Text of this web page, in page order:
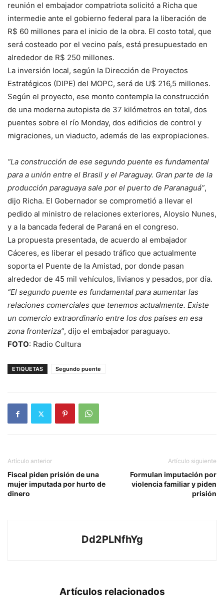
reunión el embajador compatriota solicitó a Richa que
intermedie ante el gobierno federal para la liberación de
R$ 60 millones para el inicio de la obra. El costo total, que
será costeado por el vecino país, está presupuestado en
alrededor de R$ 250 millones.
La inversión local, según la Dirección de Proyectos
Estratégicos (DIPE) del MOPC, será de U$ 216,5 millones.
Según el proyecto, ese monto contempla la construcción
de una moderna autopista de 37 kilómetros en total, dos
puentes sobre el río Monday, dos edificios de control y
migraciones, un viaducto, además de las expropiaciones.
“La construcción de ese segundo puente es fundamental
para a unión entre el Brasil y el Paraguay. Gran parte de la
producción paraguaya sale por el puerto de Paranaguá”,
dijo Richa. El Gobernador se comprometió a llevar el
pedido al ministro de relaciones exteriores, Aloysio Nunes,
y a la bancada federal de Paraná en el congreso.
La propuesta presentada, de acuerdo al embajador
Cáceres, es liberar el pesado tráfico que actualmente
soporta el Puente de la Amistad, por donde pasan
alrededor de 45 mil vehículos, livianos y pesados, por día.
“El segundo puente es fundamental para aumentar las
relaciones comerciales que tenemos actualmente. Existe
un comercio extraordinario entre los dos países en esa
zona fronteriza”, dijo el embajador paraguayo.
FOTO: Radio Cultura
ETIQUETAS Segundo puente
Artículo anterior
Fiscal piden prisión de una
mujer imputada por hurto de
dinero
Artículo siguiente
Formulan imputación por
violencia familiar y piden
prisión
Dd2PLNfhYg
Artículos relacionados